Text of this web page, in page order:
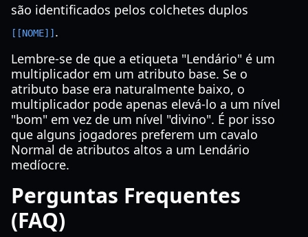
são identificados pelos colchetes duplos
[[NOME]] .
Lembre-se de que a etiqueta "Lendário" é um
multiplicador em um atributo base. Se o
atributo base era naturalmente baixo, o
multiplicador pode apenas elevá-lo a um nível
"bom" em vez de um nível "divino". É por isso
que alguns jogadores preferem um cavalo
Normal de atributos altos a um Lendário
medíocre.
Perguntas Frequentes
(FAQ)